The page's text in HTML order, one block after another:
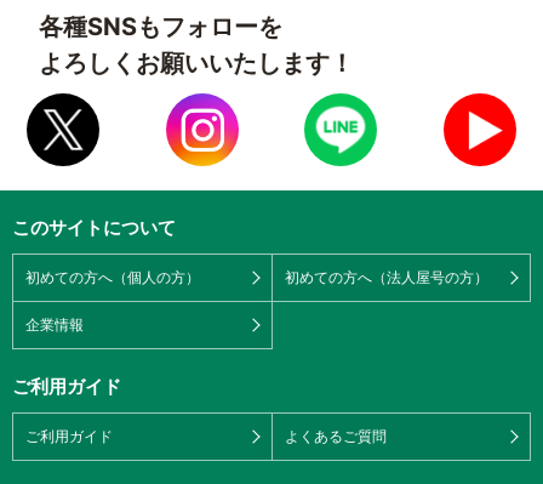
各種SNSもフォローを
よろしくお願いいたします！
このサイトについて
初めての方へ（個人の方） 初めての方へ（法人屋号の方）
企業情報
ご利用ガイド
ご利用ガイド よくあるご質問